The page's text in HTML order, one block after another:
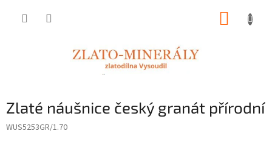
Zlaté náušnice český granát přírodní
WUS5253GR/1.70